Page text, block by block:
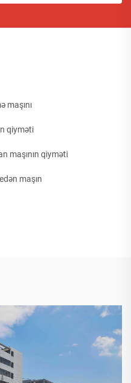
maşını
qiyməti
maşının qiyməti
maşın